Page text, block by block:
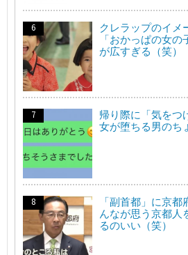
クレラップのイメ
「おかっぱの女
が広すぎる（笑）
帰り際に「気をつ
女が堕ちる男のち
「副首都」に京
んなが思う京都人
るのいい（笑）